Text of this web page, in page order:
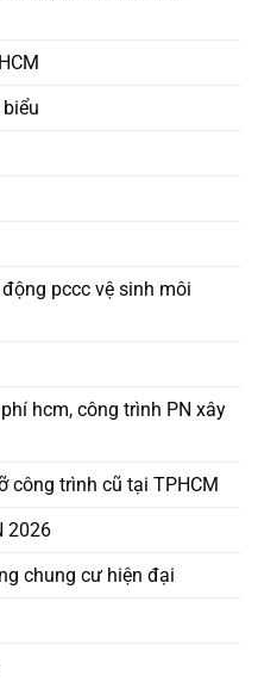
pccc vệ sinh môi
hcm, công trình PN xây
công trình cũ tại TPHCM
2026
chung cư hiện đại